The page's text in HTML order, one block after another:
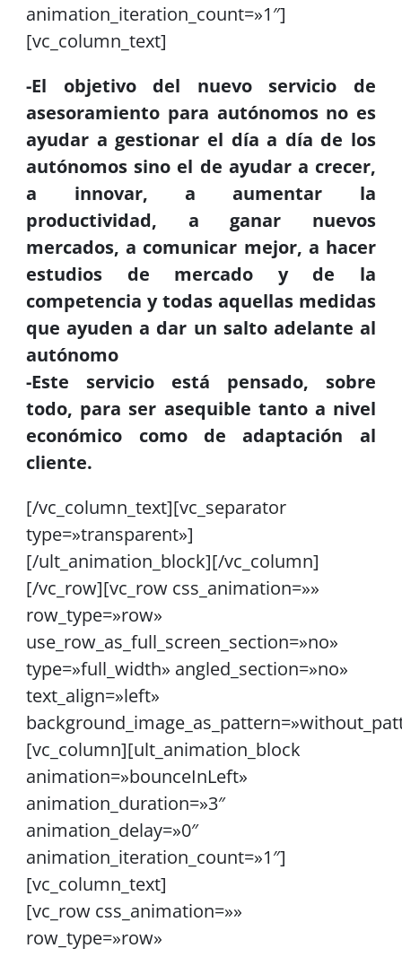
animation_iteration_count=»1″]
[vc_column_text]
-El objetivo del nuevo servicio de
asesoramiento para autónomos no es
ayudar a gestionar el día a día de los
autónomos sino el de ayudar a crecer,
a innovar, a aumentar la
productividad, a ganar nuevos
mercados, a comunicar mejor, a hacer
estudios de mercado y de la
competencia y todas aquellas medidas
que ayuden a dar un salto adelante al
autónomo
-Este servicio está pensado, sobre
todo, para ser asequible tanto a nivel
económico como de adaptación al
cliente.
[/vc_column_text][vc_separator
type=»transparent»]
[/ult_animation_block][/vc_column]
[/vc_row][vc_row css_animation=»»
row_type=»row»
use_row_as_full_screen_section=»no»
type=»full_width» angled_section=»no»
text_align=»left»
[vc_column][ult_animation_block
animation=»bounceInLeft»
animation_duration=»3″
animation_delay=»0″
animation_iteration_count=»1″]
[vc_column_text]
[vc_row css_animation=»»
row_type=»row»